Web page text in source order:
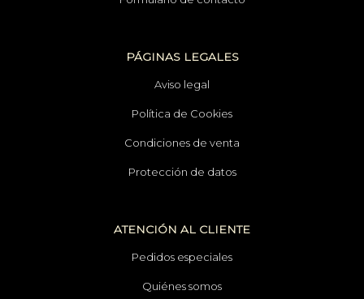
PÁGINAS LEGALES
Aviso legal
Política de Cookies
Condiciones de venta
Protección de datos
ATENCIÓN AL CLIENTE
Pedidos especiales
Quiénes somos